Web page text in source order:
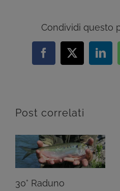
Condividi questo
Facebook
X
Post correlati
30° Raduno